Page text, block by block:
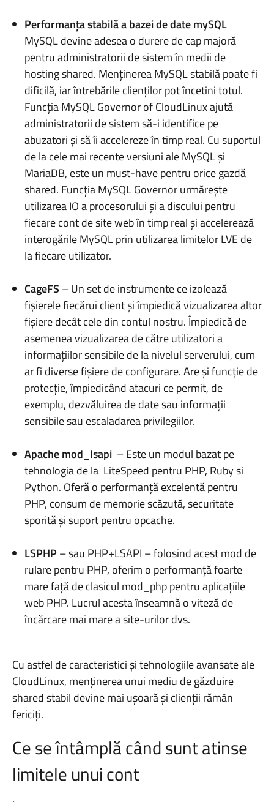
Performanța stabilă a bazei de date mySQL
MySQL devine adesea o durere de cap majoră
pentru administratorii de sistem în medii de
hosting shared. Menținerea MySQL stabilă poate fi
dificilă, iar întrebările clienților pot încetini totul.
Funcția MySQL Governor of CloudLinux ajută
administratorii de sistem să-i identifice pe
abuzatori și să îi accelereze în timp real. Cu suportul
de la cele mai recente versiuni ale MySQL și
MariaDB, este un must-have pentru orice gazdă
shared. Funcția MySQL Governor urmărește
utilizarea IO a procesorului și a discului pentru
fiecare cont de site web în timp real și accelerează
interogările MySQL prin utilizarea limitelor LVE de
la fiecare utilizator.
CageFS – Un set de instrumente ce izolează
fișierele fiecărui client și împiedică vizualizarea altor
fișiere decât cele din contul nostru. Împiedică de
asemenea vizualizarea de către utilizatori a
informațiilor sensibile de la nivelul serverului, cum
ar fi diverse fișiere de configurare. Are și funcție de
protecție, împiedicând atacuri ce permit, de
exemplu, dezvăluirea de date sau informații
sensibile sau escaladarea privilegiilor.
Apache mod_lsapi – Este un modul bazat pe
tehnologia de la LiteSpeed pentru PHP, Ruby si
Python. Oferă o performanță excelentă pentru
PHP, consum de memorie scăzută, securitate
sporită și suport pentru opcache.
LSPHP– sau PHP+LSAPI – folosind acest mod de
rulare pentru PHP, oferim o performanță foarte
mare față de clasicul mod_php pentru aplicațiile
web PHP. Lucrul acesta înseamnă o viteză de
încărcare mai mare a site-urilor dvs.
Cu astfel de caracteristici și tehnologiile avansate ale
CloudLinux, menținerea unui mediu de găzduire
shared stabil devine mai ușoară și clienții rămân
fericiți.
Ce se întâmplă când sunt atinse
limitele unui cont